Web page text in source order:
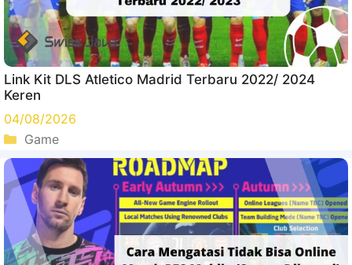
Link Kit DLS Atletico Madrid Terbaru 2022/ 2024
Keren
04/08/2026
Kategori
Game